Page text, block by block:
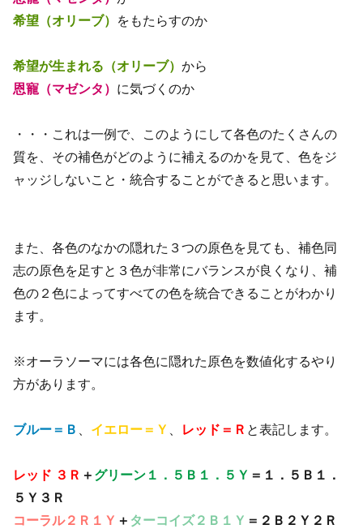
希望（オリーブ） をもたらすのか
希望が生まれる（オリーブ）から
恩寵（マゼンタ） に気づくのか
・・・これは一例で、このようにして各色のたくさんの
質を、その補色がどのように補えるのかを見て、色をジ
ャッジしないこと・統合することができると思います。
また、各色のなかの隠れた３つの原色を見ても、補色同
志の原色を足すと３色が非常にバランスが良くなり、補
色の２色によってすべての色を統合できることがわかり
ます。
※オーラソーマには各色に隠れた原色を数値化するやり
方があります。
ブルー＝Ｂ イエロー＝Ｙ レッド＝Ｒ と表記します。
レッド ３Ｒ ＋ グリーン１．５Ｂ１．５Ｙ ＝１．５Ｂ１．
５Ｙ３Ｒ
コーラル２Ｒ１Ｙ ＋ ターコイズ２Ｂ１Ｙ ＝２Ｂ２Ｙ２Ｒ